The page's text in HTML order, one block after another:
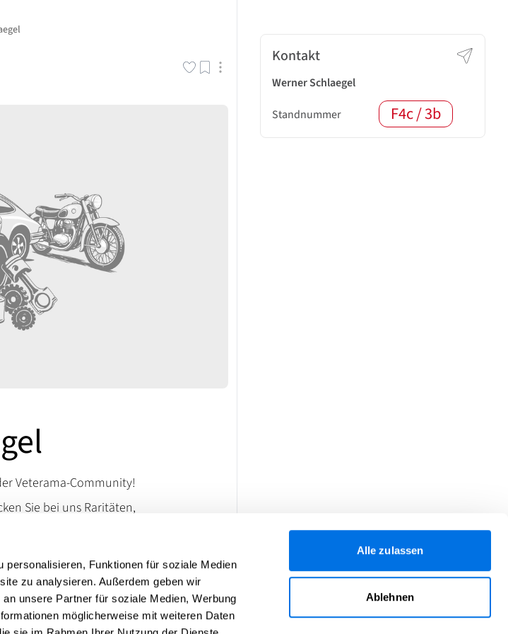
Funktionen für soziale Medien
zu analysieren. Außerdem geben wir
unsere Partner für soziale Medien, Werbung
möglicherweise mit weiteren Daten
Alle zulassen
Ablehnen
Veterama-Community!
Sie bei uns Raritäten,
und tauchen Sie ein in
Kontaktdaten.
Kontakt
Werner Schlaegel
Standnummer F4c / 3b